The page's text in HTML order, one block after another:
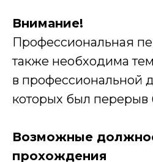
Внимание!
Профессиональная
также необходима
в профессиональной
которых был перерыв
Возможные
прохождения